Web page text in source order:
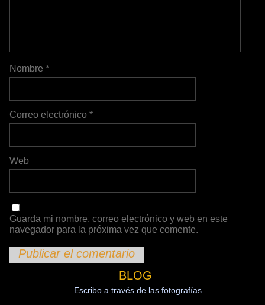
Nombre *
Correo electrónico *
Web
Guarda mi nombre, correo electrónico y web en este
navegador para la próxima vez que comente.
BLOG
Escribo a través de las fotografías